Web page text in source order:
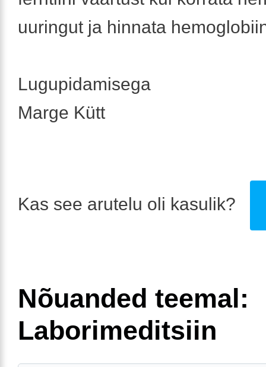
uuringut ja hinnata
Lugupidamisega
Marge Kütt
Kas see arutelu oli kasulik?
Nõuanded teemal:
Laborimeditsiin